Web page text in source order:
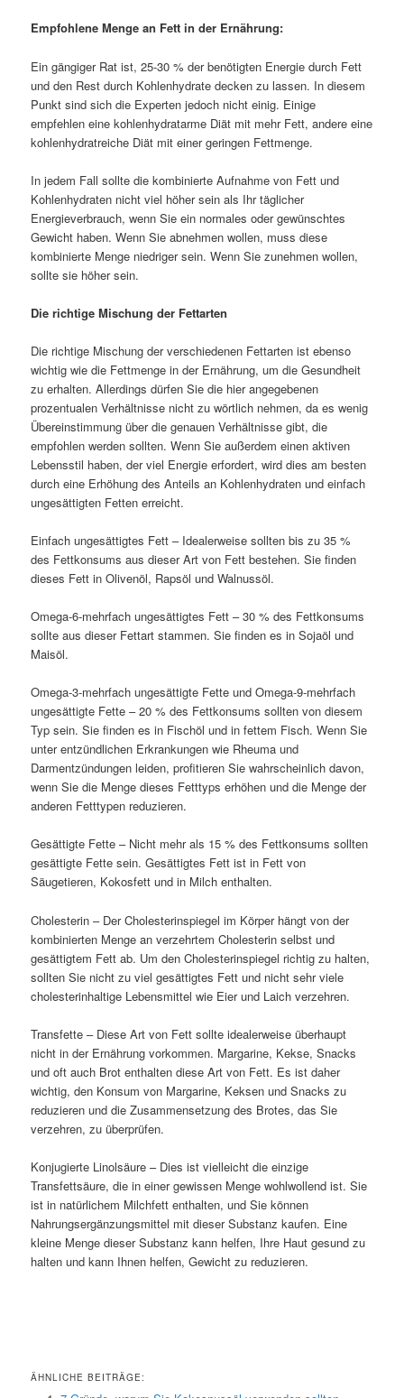
Empfohlene Menge an Fett in der Ernährung:
Ein gängiger Rat ist, 25-30 % der benötigten Energie durch Fett
und den Rest durch Kohlenhydrate decken zu lassen. In diesem
Punkt sind sich die Experten jedoch nicht einig. Einige
empfehlen eine kohlenhydratarme Diät mit mehr Fett, andere eine
kohlenhydratreiche Diät mit einer geringen Fettmenge.
In jedem Fall sollte die kombinierte Aufnahme von Fett und
Kohlenhydraten nicht viel höher sein als Ihr täglicher
Energieverbrauch, wenn Sie ein normales oder gewünschtes
Gewicht haben. Wenn Sie abnehmen wollen, muss diese
kombinierte Menge niedriger sein. Wenn Sie zunehmen wollen,
sollte sie höher sein.
Die richtige Mischung der Fettarten
Die richtige Mischung der verschiedenen Fettarten ist ebenso
wichtig wie die Fettmenge in der Ernährung, um die Gesundheit
zu erhalten. Allerdings dürfen Sie die hier angegebenen
prozentualen Verhältnisse nicht zu wörtlich nehmen, da es wenig
Übereinstimmung über die genauen Verhältnisse gibt, die
empfohlen werden sollten. Wenn Sie außerdem einen aktiven
Lebensstil haben, der viel Energie erfordert, wird dies am besten
durch eine Erhöhung des Anteils an Kohlenhydraten und einfach
ungesättigten Fetten erreicht.
Einfach ungesättigtes Fett – Idealerweise sollten bis zu 35 %
des Fettkonsums aus dieser Art von Fett bestehen. Sie finden
dieses Fett in Olivenöl, Rapsöl und Walnussöl.
Omega-6-mehrfach ungesättigtes Fett – 30 % des Fettkonsums
sollte aus dieser Fettart stammen. Sie finden es in Sojaöl und
Maisöl.
Omega-3-mehrfach ungesättigte Fette und Omega-9-mehrfach
ungesättigte Fette – 20 % des Fettkonsums sollten von diesem
Typ sein. Sie finden es in Fischöl und in fettem Fisch. Wenn Sie
unter entzündlichen Erkrankungen wie Rheuma und
Darmentzündungen leiden, profitieren Sie wahrscheinlich davon,
wenn Sie die Menge dieses Fetttyps erhöhen und die Menge der
anderen Fetttypen reduzieren.
Gesättigte Fette – Nicht mehr als 15 % des Fettkonsums sollten
gesättigte Fette sein. Gesättigtes Fett ist in Fett von
Säugetieren, Kokosfett und in Milch enthalten.
Cholesterin – Der Cholesterinspiegel im Körper hängt von der
kombinierten Menge an verzehrtem Cholesterin selbst und
gesättigtem Fett ab. Um den Cholesterinspiegel richtig zu halten,
sollten Sie nicht zu viel gesättigtes Fett und nicht sehr viele
cholesterinhaltige Lebensmittel wie Eier und Laich verzehren.
Transfette – Diese Art von Fett sollte idealerweise überhaupt
nicht in der Ernährung vorkommen. Margarine, Kekse, Snacks
und oft auch Brot enthalten diese Art von Fett. Es ist daher
wichtig, den Konsum von Margarine, Keksen und Snacks zu
reduzieren und die Zusammensetzung des Brotes, das Sie
verzehren, zu überprüfen.
Konjugierte Linolsäure – Dies ist vielleicht die einzige
Transfettsäure, die in einer gewissen Menge wohlwollend ist. Sie
ist in natürlichem Milchfett enthalten, und Sie können
Nahrungsergänzungsmittel mit dieser Substanz kaufen. Eine
kleine Menge dieser Substanz kann helfen, Ihre Haut gesund zu
halten und kann Ihnen helfen, Gewicht zu reduzieren.
ÄHNLICHE BEITRÄGE: